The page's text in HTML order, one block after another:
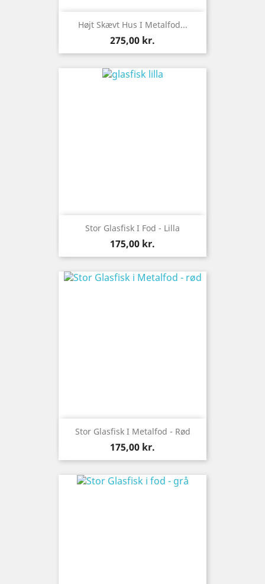
Højt Skævt Hus I Metalfod...
Pris
275,00 kr.
Stor Glasfisk I Fod - Lilla
Pris
175,00 kr.
Stor Glasfisk I Metalfod - Rød
Pris
175,00 kr.